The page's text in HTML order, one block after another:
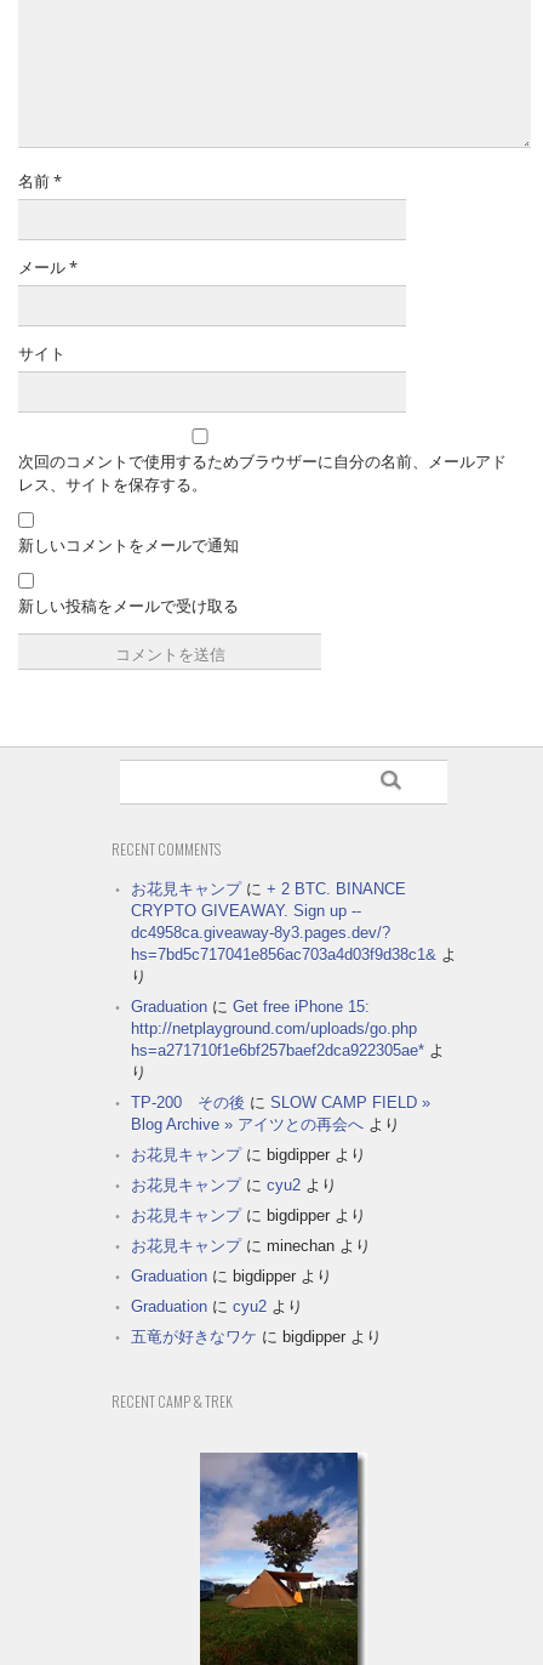
名前*
メール*
サイト
次回のコメントで使用するためブラウザーに自分の名前、メールアド
レス、サイトを保存する。
新しいコメントをメールで通知
新しい投稿をメールで受け取る
RECENT COMMENTS
お花見キャンプに + 2 BTC. BINANCE
CRYPTO GIVEAWAY. Sign up --
dc4958ca.giveaway-8y3.pages.dev/?
hs=7bd5c717041e856ac703a4d03f9d38c1& よ
り
Graduation に Get free iPhone 15:
http://netplayground.com/uploads/go.php
hs=a271710f1e6bf257baef2dca922305ae* よ
り
TP-200 その後 に SLOW CAMP FIELD »
Blog Archive » アイツとの再会へ より
お花見キャンプに bigdipper より
お花見キャンプに cyu2 より
お花見キャンプに bigdipper より
お花見キャンプに minechan より
Graduation に bigdipper より
Graduation に cyu2 より
五竜が好きなワケ に bigdipper より
RECENT CAMP & TREK